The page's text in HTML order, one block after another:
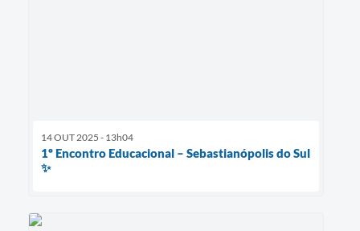
14 OUT 2025 - 13h04
1º Encontro Educacional – Sebastianópolis do Sul
✨